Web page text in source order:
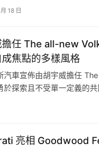
具科技感與前衛美學
TOYOTA 字樣蜂巢式水
，結合立體輪拱與全新
板，不僅強化了剛毅氣
新基準
，讓旅客能夠輕鬆展開旅
18 日
擔任 The all-new
焦點的多樣風格
汽車宣佈由胡宇威擔任
於探索且不受單一定義的
自然從容的生活態度，演
亮相 Goodwood